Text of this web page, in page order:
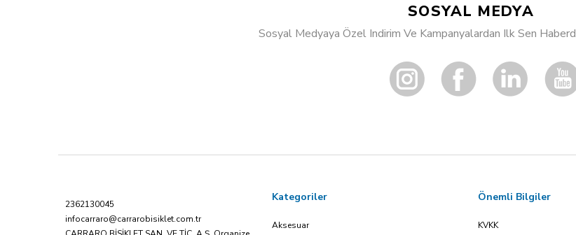
SOSYAL MEDYA
Sosyal Medyaya Özel Indirim Ve Kampanyalardan Ilk Sen
2362130045
infocarraro@carrarobisiklet.com.tr
Kategoriler
Aksesuar
Önemli Bilgiler
KVKK